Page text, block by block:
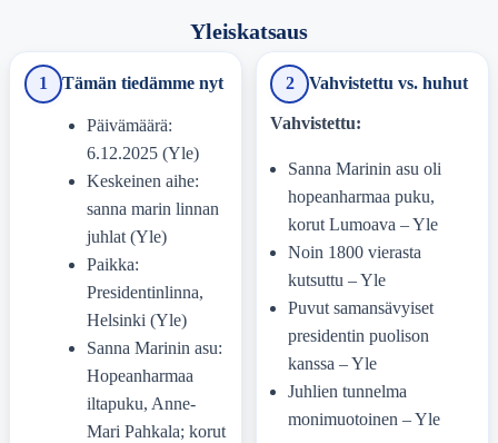
Yleiskatsaus
1 Tämän tiedämme nyt
Päivämäärä:
6.12.2025 (Yle)
Keskeinen aihe:
sanna marin linnan
juhlat (Yle)
Paikka:
Presidentinlinna,
Helsinki (Yle)
Sanna Marinin asu:
Hopeanharmaa
iltapuku, Anne-
Mari Pahkala; korut
2 Vahvistettu vs. huhut
Vahvistettu:
Sanna Marinin asu oli
hopeanharmaa puku,
korut Lumoava – Yle
Noin 1800 vierasta
kutsuttu – Yle
Puvut samansävyiset
presidentin puolison
kanssa – Yle
Juhlien tunnelma
monimuotoinen – Yle